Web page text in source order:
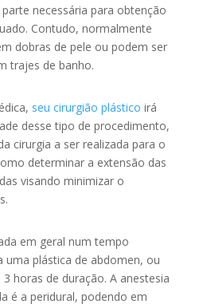
necessária para obtenção
Contudo, normalmente
dobras de pele ou podem ser
trajes de banho.
seu cirurgião plástico irá
desse tipo de procedimento,
cirurgia a ser realizada para o
determinar a extensão das
visando minimizar o
em geral num tempo
uma plástica de abdomen, ou
horas de duração. A anestesia
é a peridural, podendo em